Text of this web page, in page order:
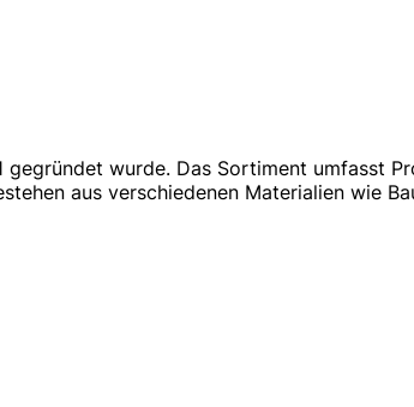
wurde. Das Sortiment umfasst
aus verschiedenen Materialien wie